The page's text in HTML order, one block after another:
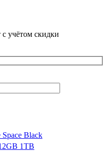
с учётом скидки
Space Black
1TB